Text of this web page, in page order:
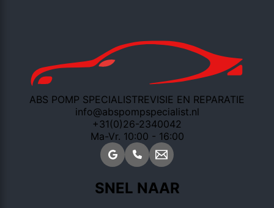
ABS POMP SPECIALISTREVISIE EN REPARATIE
info@abspompspecialist.nl
+31(0)26-2340042
Ma-Vr. 10:00 - 16:00
SNEL NAAR